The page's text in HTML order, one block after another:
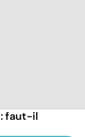
: faut-il